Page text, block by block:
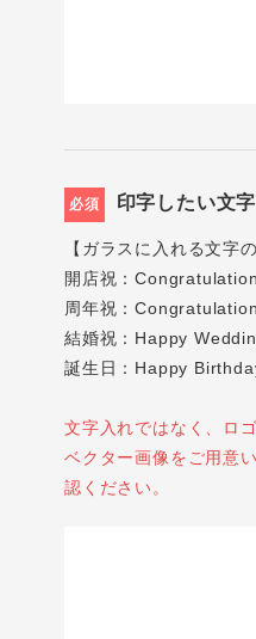
必須 印字したい文
【ガラスに入れる文字の
開店祝：
周年祝：
結婚祝：Happy
誕生日：Happy
文字入れではなく、ロ
ベクター画像をご用意
認ください。